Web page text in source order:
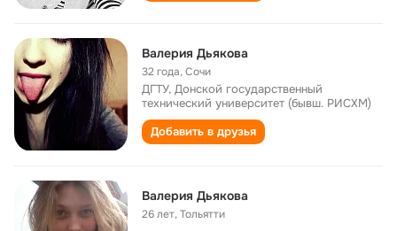
Валерия Дьякова
32 года,Сочи
ДГТУ, Донской государственный
технический университет (бывш. РИСХМ)
Добавить в друзья
Валерия Дьякова
26 лет,Тольятти